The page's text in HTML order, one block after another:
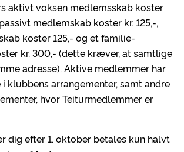
aktivt voksen medlemsskab koster
medlemskab koster kr. 125,-,
koster 125,- og et familie-
kr. 300,- (dette kræver, at samtlige
adresse). Aktive medlemmer har
klubbens arrangementer, samt andre
hvor Teiturmedlemmer er
dig efter 1. oktober betales kun halvt